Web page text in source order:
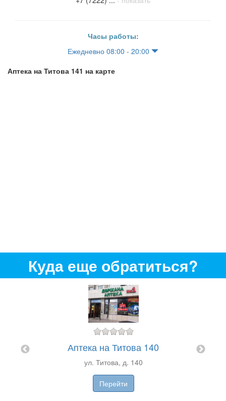
Часы работы:
Ежедневно 08:00 - 20:00
Аптека на Титова 141 на карте
Куда еще обратиться?
Аптека на Титова 140
ул. Титова, д. 140
Перейти